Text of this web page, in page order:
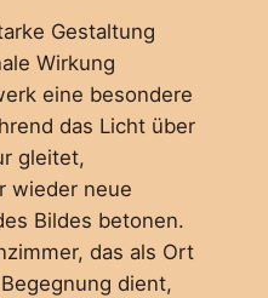
Gestaltung
Wirkung
eine besondere
das Licht über
gleitet,
wieder neue
Bildes betonen.
das als Ort
dient,